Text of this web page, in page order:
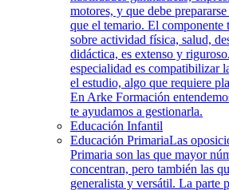
motores, y que debe
que el temario. El componente
sobre actividad física, salud,
didáctica, es extenso y
especialidad es compatibilizar
el estudio, algo que requiere
En Arke Formación
te ayudamos a gestionarla.
Educación Infantil
Educación PrimariaLas
Primaria son las que mayor
concentran, pero también las
generalista y versátil. La parte